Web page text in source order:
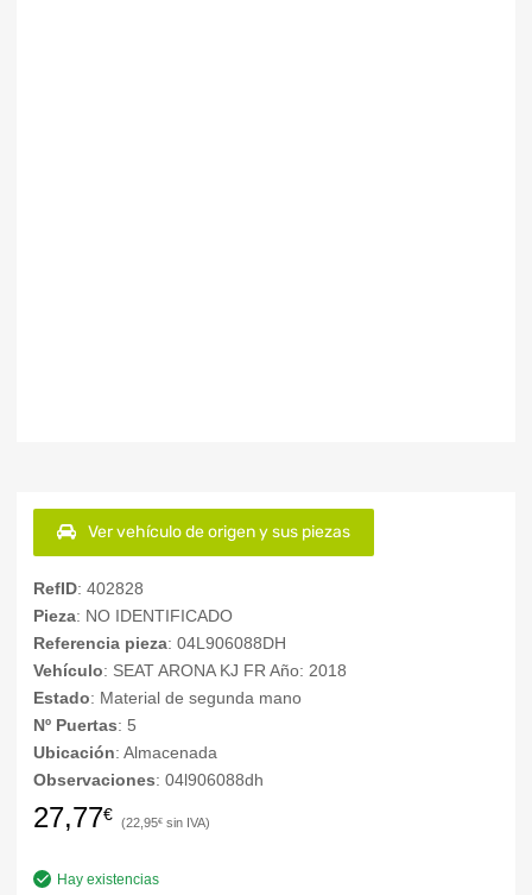
Ver vehículo de origen y sus piezas
RefID: 402828
Pieza: NO IDENTIFICADO
Referencia pieza: 04L906088DH
Vehículo: SEAT ARONA KJ FR Año: 2018
Estado: Material de segunda mano
Nº Puertas: 5
Ubicación: Almacenada
Observaciones: 04l906088dh
27,77€ 22,95€
Hay existencias